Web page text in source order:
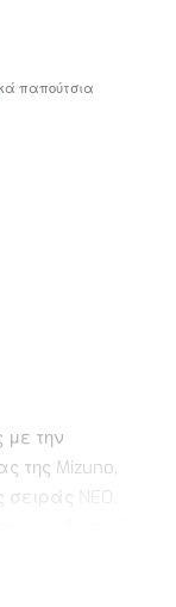
παπούτσια
την
της Mizuno,
NEO.
την πλάκα